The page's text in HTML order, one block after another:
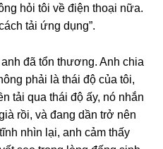
hỏi tôi về điện thoại nữa.
tải ứnɡ dụng”.
đã tổn thương. Anh chia
phải là thái độ của tôi,
tải qua thái độ ấy, nó nhắn
rồi, và đanɡ dần trở nên
nhìn lại, anh cảm thấy